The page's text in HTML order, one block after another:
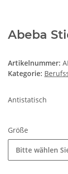
Abeba
Artikelnummer:
Kategorie:
Antistatisch
Größe
Bitte wählen